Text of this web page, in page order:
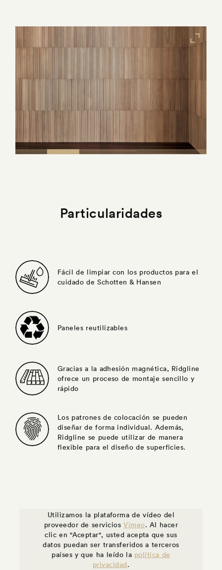
Particularidades
Fácil de limpiar con los productos para el
cuidado de Schotten & Hansen
Paneles reutilizables
Gracias a la adhesión magnética, Ridgline
ofrece un proceso de montaje sencillo y
rápido
Los patrones de colocación se pueden
diseñar de forma individual. Además,
Ridgline se puede utilizar de manera
flexible para el diseño de superficies.
Utilizamos la plataforma de vídeo del
proveedor de serviciosVimeo. Al hacer
clic en "Aceptar", usted acepta que sus
datos puedan ser transferidos a terceros
países y que ha leído la política de
privacidad.